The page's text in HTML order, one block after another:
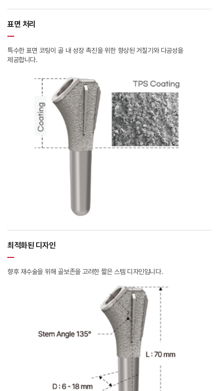
표면 처리
특수한 표면 코팅이 골 내 성장 촉진을 위한 향상된 거칠기와 다공성을
제공합니다.
최적화된 디자인
향후 재수술을 위해 골보존을 고려한 짧은 스템 디자인입니다.